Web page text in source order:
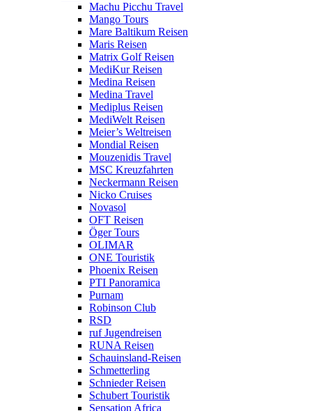
Machu Picchu Travel
Mango Tours
Mare Baltikum Reisen
Maris Reisen
Matrix Golf Reisen
MediKur Reisen
Medina Reisen
Medina Travel
Mediplus Reisen
MediWelt Reisen
Meier’s Weltreisen
Mondial Reisen
Mouzenidis Travel
MSC Kreuzfahrten
Neckermann Reisen
Nicko Cruises
Novasol
OFT Reisen
Öger Tours
OLIMAR
ONE Touristik
Phoenix Reisen
PTI Panoramica
Purnam
Robinson Club
RSD
ruf Jugendreisen
RUNA Reisen
Schauinsland-Reisen
Schmetterling
Schnieder Reisen
Schubert Touristik
Sensation Africa